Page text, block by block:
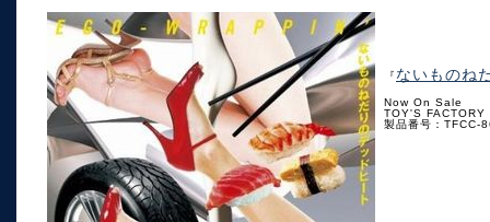
『 ないものね
Now On Sale
TOY'S FACTORY
製品番号：TFCC-